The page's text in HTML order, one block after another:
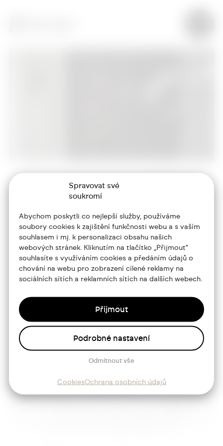
Spravovat své
soukromí
Abychom poskytli co nejlepší služby, používáme
soubory cookies k zajištění funkčnosti webu a s vaším
souhlasem i mj. k personalizaci obsahu našich
webových stránek. Kliknutím na tlačítko „Přijmout“
souhlasíte s využíváním cookies a předáním údajů o
chování na webu pro zobrazení cílené reklamy na
sociálních sítích a reklamních sítích na dalších webech.
Přijmout
Odmítnout vše
Podrobné nastavení
CookiesOchrana osobních údajů
Portfolio
O mně
Služby
Blog
Kontakt
+420 773 986 416
jtdesign@joseftrakal.cz
Sledujte mě
Josef